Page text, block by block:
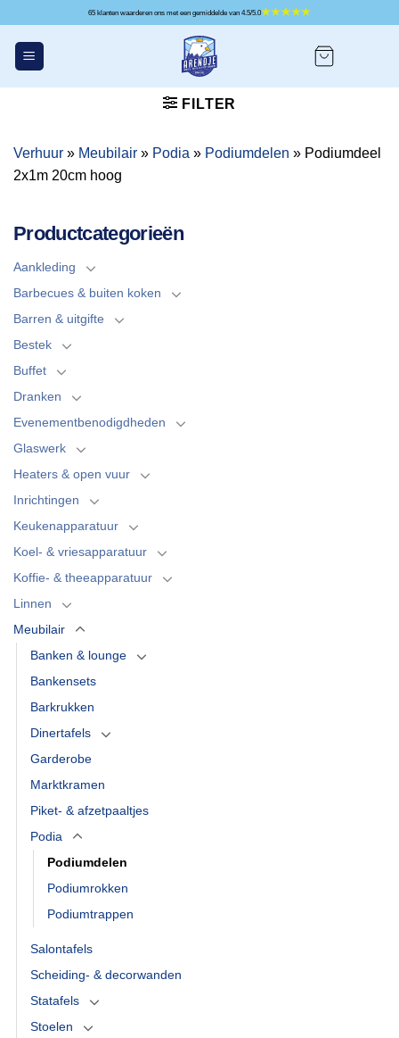
inhoud
65 klanten waarderen ons met een gemiddelde van 4.5/5.0
FILTER
Verhuur » Meubilair » Podia » Podiumdelen » Podiumdeel
2x1m 20cm hoog
Productcategorieën
Aankleding
Barbecues & buiten koken
Barren & uitgifte
Bestek
Buffet
Dranken
Evenementbenodigdheden
Glaswerk
Heaters & open vuur
Inrichtingen
Keukenapparatuur
Koel- & vriesapparatuur
Koffie- & theeapparatuur
Linnen
Meubilair
Banken & lounge
Bankensets
Barkrukken
Dinertafels
Garderobe
Marktkramen
Piket- & afzetpaaltjes
Podia
Podiumdelen
Podiumrokken
Podiumtrappen
Salontafels
Scheiding- & decorwanden
Statafels
Stoelen